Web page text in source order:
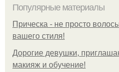
Популярные материалы
Прическа - не просто
вашего стиля!
Дорогие девушки,
макияж и обучение!